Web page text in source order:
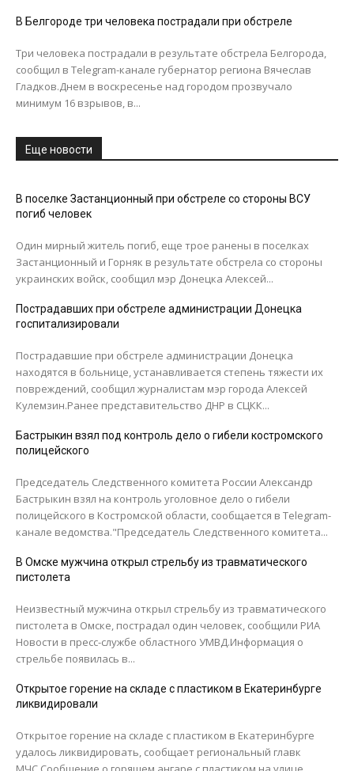
В Белгороде три человека пострадали при обстреле
Три человека пострадали в результате обстрела Белгорода,
сообщил в Telegram-канале губернатор региона Вячеслав
Гладков.Днем в воскресенье над городом прозвучало
минимум 16 взрывов, в...
Еще новости
В поселке Застанционный при обстреле со стороны ВСУ
погиб человек
Один мирный житель погиб, еще трое ранены в поселках
Застанционный и Горняк в результате обстрела со стороны
украинских войск, сообщил мэр Донецка Алексей...
Пострадавших при обстреле администрации Донецка
госпитализировали
Пострадавшие при обстреле администрации Донецка
находятся в больнице, устанавливается степень тяжести их
повреждений, сообщил журналистам мэр города Алексей
Кулемзин.Ранее представительство ДНР в СЦКК...
Бастрыкин взял под контроль дело о гибели костромского
полицейского
Председатель Следственного комитета России Александр
Бастрыкин взял на контроль уголовное дело о гибели
полицейского в Костромской области, сообщается в Telegram-
канале ведомства."Председатель Следственного комитета...
В Омске мужчина открыл стрельбу из травматического
пистолета
Неизвестный мужчина открыл стрельбу из травматического
пистолета в Омске, пострадал один человек, сообщили РИА
Новости в пресс-службе областного УМВД.Информация о
стрельбе появилась в...
Открытое горение на складе с пластиком в Екатеринбурге
ликвидировали
Открытое горение на складе с пластиком в Екатеринбурге
удалось ликвидировать, сообщает региональный главк